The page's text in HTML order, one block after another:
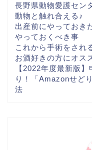
長野県動物愛護セン
動物と触れ合える♪
出産前にやっておき
やっておくべき事
これから手術をされ
お酒好きの方にオス
【2022年度最新版
り！「Amazonせど
法